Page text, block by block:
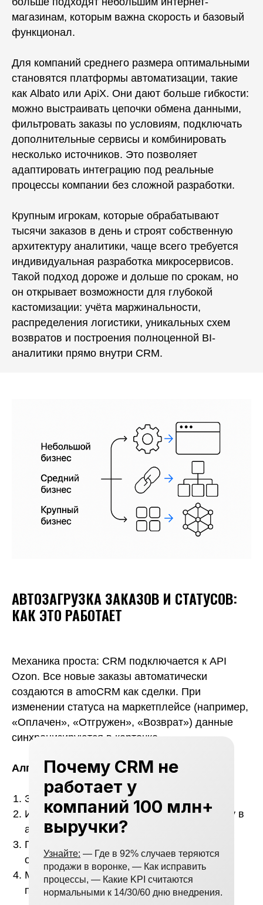
магазинам, которым важна скорость и базовый
функционал.
Для компаний среднего размера оптимальными
становятся платформы автоматизации, такие
как Albato или ApiX. Они дают больше гибкости:
можно выстраивать цепочки обмена данными,
фильтровать заказы по условиям, подключать
дополнительные сервисы и комбинировать
несколько источников. Это позволяет
адаптировать интеграцию под реальные
процессы компании без сложной разработки.
Крупным игрокам, которые обрабатывают
тысячи заказов в день и строят собственную
архитектуру аналитики, чаще всего требуется
индивидуальная разработка микросервисов.
Такой подход дороже и дольше по срокам, но
он открывает возможности для глубокой
кастомизации: учёта маржинальности,
распределения логистики, уникальных схем
возвратов и построения полноценной BI-
аналитики прямо внутри CRM.
АВТОЗАГРУЗКА ЗАКАЗОВ И СТАТУСОВ:
КАК ЭТО РАБОТАЕТ
Механика проста: CRM подключается к API
Ozon. Все новые заказы автоматически
создаются в amoCRM как сделки. При
изменении статуса на маркетплейсе (например,
«Оплачен», «Отгружен», «Возврат») данные
синхронизируются в карточке.
Алгоритм:
Заказ появляется на Ozon.
Интеграция автоматически создает сделку в
amoCRM.
При изменении статуса Ozon система
обновляет сделку в CRM.
Менеджер работает только с amoCRM, не
переключаясь между окнами.
Почему CRM не
работает у
компаний 100 млн+
выручки?
Узнайте: — Где в 92% случаев теряются
продажи в воронке, — Как исправить
процессы, — Какие KPI считаются
нормальными к 14/30/60 дню внедрения.